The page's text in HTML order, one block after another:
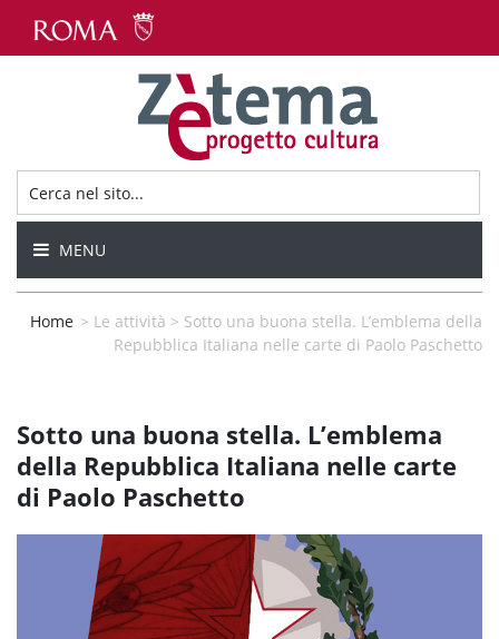
MENU
Home > Le attività > Sotto una buona stella. L’emblema della
Repubblica Italiana nelle carte di Paolo Paschetto
Sotto una buona stella. L’emblema
della Repubblica Italiana nelle carte
di Paolo Paschetto